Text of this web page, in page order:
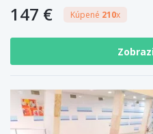
147 € Kúpené 210x